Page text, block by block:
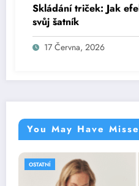
Skládání triček: Jak
svůj šatník
17 Června, 2026
You May Have
OSTATNÍ